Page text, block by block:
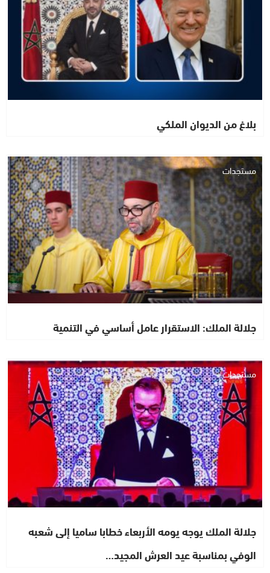
بلاغ من الديوان الملكي
مستجدات
جلالة الملك: الاستقرار عامل أساسي في التنمية
مستجدات
جلالة الملك يوجه يومه الأربعاء خطابا ساميا إلى شعبه
الوفي بمناسبة عيد العرش المجيد…